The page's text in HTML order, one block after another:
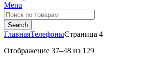
Menu
Search
ГлавнаяТелефоныСтраница 4
Отображение 37–48 из 129